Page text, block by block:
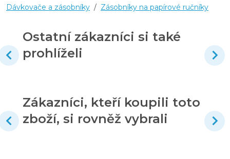
Dávkovače a zásobníky / Zásobníky na papírové ručníky
Ostatní zákazníci si také
prohlíželi
Zákazníci, kteří koupili toto
zboží, si rovněž vybrali